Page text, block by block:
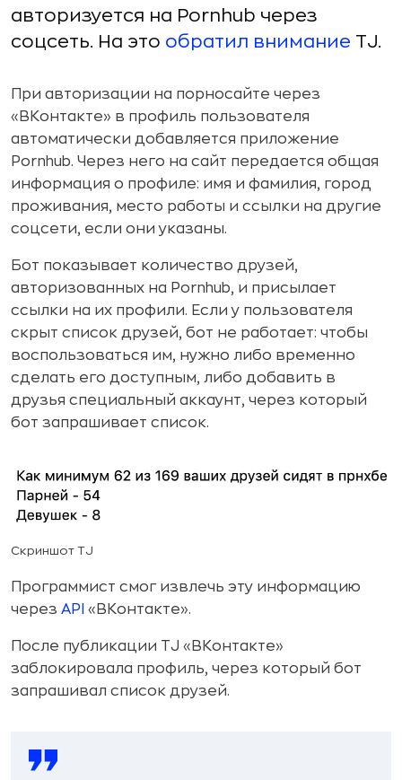
авторизуется на Pornhub через
соцсеть. На это обратил внимание TJ.
При авторизации на порносайте через
«ВКонтакте» в профиль пользователя
автоматически добавляется приложение
Pornhub. Через него на сайт передается общая
информация о профиле: имя и фамилия, город
проживания, место работы и ссылки на другие
соцсети, если они указаны.
Бот показывает количество друзей,
авторизованных на Pornhub, и присылает
ссылки на их профили. Если у пользователя
скрыт список друзей, бот не работает: чтобы
воспользоваться им, нужно либо временно
сделать его доступным, либо добавить в
друзья специальный аккаунт, через который
бот запрашивает список.
Скриншот TJ
Программист смог извлечь эту информацию
через API «ВКонтакте».
После публикации TJ «ВКонтакте»
заблокировала профиль, через который бот
запрашивал список друзей.